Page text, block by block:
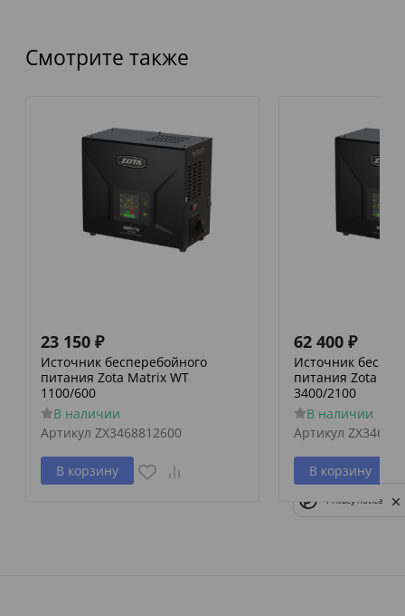
Смотрите также
23 150 ₽
Источник бесперебойного
питания Zota Matrix WT
1100/600
В наличии
Артикул ZX3468812600
В корзину
62 400 ₽
Источник
питания Zota
3400/2100
В наличии
Артикул
В корзину
Privacy notice